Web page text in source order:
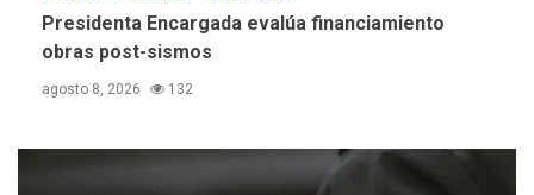
Presidenta Encargada evalúa financiamiento
obras post-sismos
agosto 8, 2026 132